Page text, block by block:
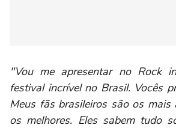
"Vou me apresentar no Rock
festival incrível no Brasil. Vocês
Meus fãs brasileiros são os mais
os melhores. Eles sabem tudo